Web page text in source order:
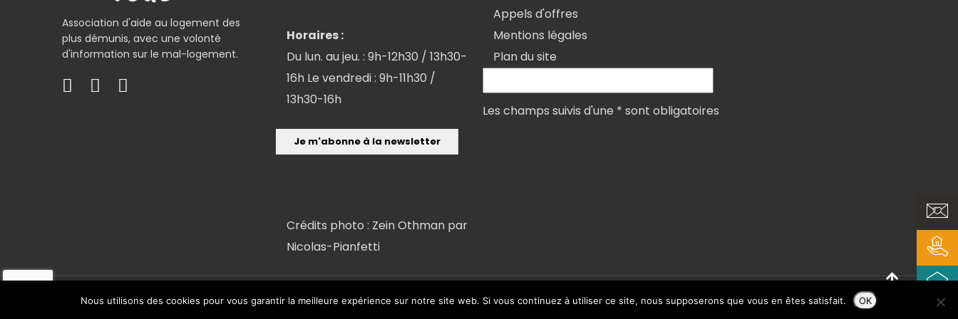
Association d'aide au logement des
plus démunis, avec une volonté
d'information sur le mal-logement.
Horaires :
Du lun. au jeu. : 9h-12h30 / 13h30-
16h Le vendredi : 9h-11h30 /
13h30-16h
Appels d'offres
Mentions légales
Plan du site
Les champs suivis d'une * sont obligatoires
Crédits photo : Zein Othman par
Nicolas-Pianfetti
Copyright 2018 ©Conception et réalisation : FX COM'UNIK et LK INTERACTIVE
Nous utilisons des cookies pour vous garantir la meilleure expérience sur notre site web. Si vous continuez à utiliser ce site, nous supposerons que vous en êtes satisfait. OK